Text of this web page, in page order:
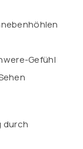
Gefühl
durch